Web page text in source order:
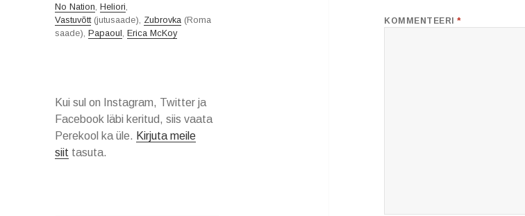
No Nation ,Heliori
Vastuvõtt(jutusaade), Zubrovka (Roma
saade),Papaoul ,Erica McKoy
Kui sul on Instagram, Twitter ja
Facebook läbi keritud, siis vaata
Perekool ka üle. Kirjuta meile
siit tasuta.
KOMMENTEERI*